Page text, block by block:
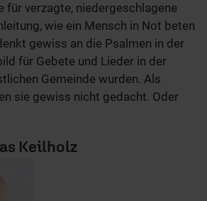
für verzagte, niedergeschlagene
wie ein Mensch in Not beten
gewiss an die Psalmen in der
für Gebete und Lieder in der
Gemeinde wurden. Als
sie gewiss nicht gedacht. Oder
Keilholz